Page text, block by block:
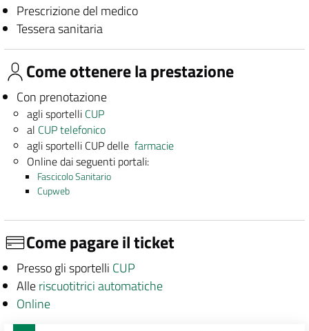
Prescrizione del medico
Tessera sanitaria
Come ottenere la prestazione
Con prenotazione
agli sportelli CUP
al CUP telefonico
agli sportelli CUP dellefarmacie
Online dai seguenti portali:
Fascicolo Sanitario
Cupweb
Come pagare il ticket
Presso gli sportelli CUP
Alleriscuotitrici automatiche
Online